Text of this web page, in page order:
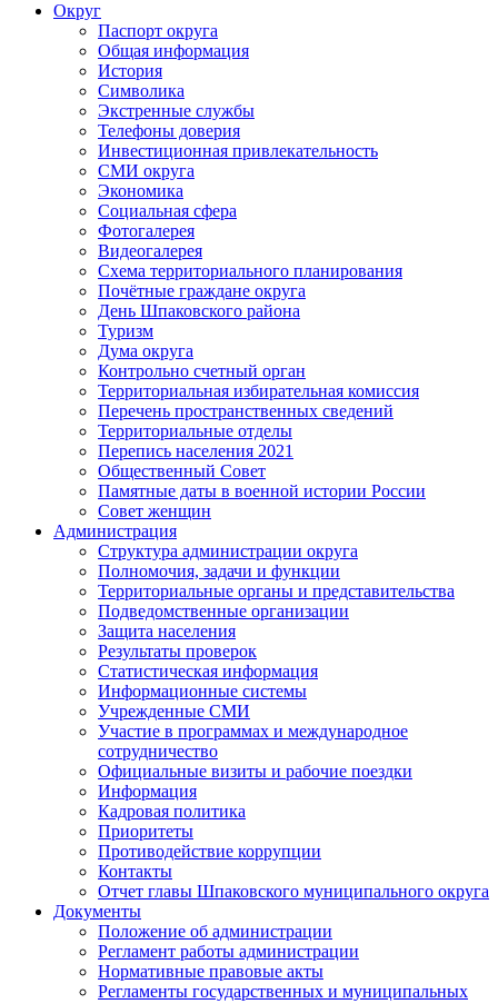
Округ
Паспорт округа
Общая информация
История
Символика
Экстренные службы
Телефоны доверия
Инвестиционная привлекательность
СМИ округа
Экономика
Социальная сфера
Фотогалерея
Видеогалерея
Схема территориального планирования
Почётные граждане округа
День Шпаковского района
Туризм
Дума округа
Контрольно счетный орган
Территориальная избирательная комиссия
Перечень пространственных сведений
Территориальные отделы
Перепись населения 2021
Общественный Совет
Памятные даты в военной истории России
Совет женщин
Администрация
Структура администрации округа
Полномочия, задачи и функции
Территориальные органы и представительства
Подведомственные организации
Защита населения
Результаты проверок
Статистическая информация
Информационные системы
Учрежденные СМИ
Участие в программах и международное
сотрудничество
Официальные визиты и рабочие поездки
Информация
Кадровая политика
Приоритеты
Противодействие коррупции
Контакты
Отчет главы Шпаковского муниципального округа
Документы
Положение об администрации
Регламент работы администрации
Нормативные правовые акты
Регламенты государственных и муниципальных